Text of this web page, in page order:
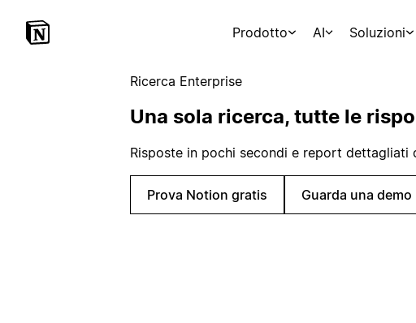
Prodotto AI Soluzioni
Ricerca Enterprise
Una sola ricerca, tutte le
Risposte in pochi secondi e report
Prova Notion gratis Guarda una demo